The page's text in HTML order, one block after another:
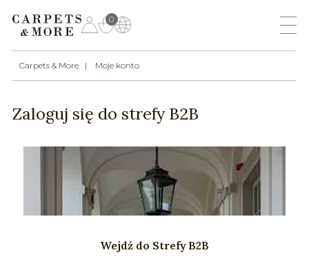
0
Carpets & More Moje konto
Zaloguj się do strefy B2B
Wejdź do Strefy B2B